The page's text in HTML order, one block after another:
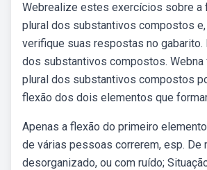
Webrealize estes exercícios sobre a
plural dos substantivos compostos
verifique suas respostas no gabarito.
dos substantivos compostos. Webna
plural dos substantivos compostos
flexão dos dois elementos que
Apenas a flexão do primeiro
de várias pessoas correrem, esp. De
desorganizado, ou com ruído;